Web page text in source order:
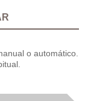
o automático.